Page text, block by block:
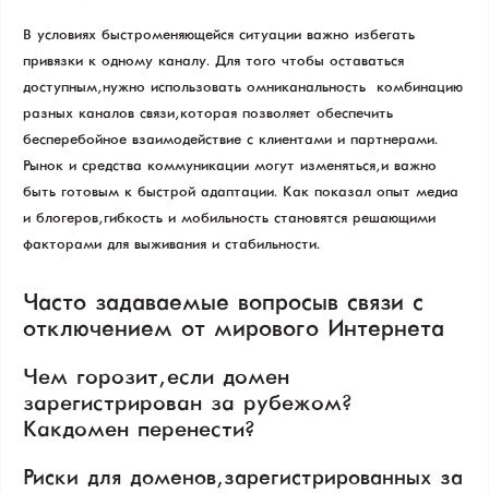
В условиях быстроменяющейся ситуации важно избегать
привязки к одному каналу. Для того чтобы оставаться
доступным, нужно использовать омниканальность — комбинацию
разных каналов связи, которая позволяет обеспечить
бесперебойное взаимодействие с клиентами и партнерами.
Рынок и средства коммуникации могут изменяться, и важно
быть готовым к быстрой адаптации. Как показал опыт медиа
и блогеров, гибкость и мобильность становятся решающими
факторами для выживания и стабильности.
Часто задаваемые вопросы в связи с
отключением от мирового Интернета
Чем горозит, если домен
зарегистрирован за рубежом?
Как домен перенести?
Риски для доменов, зарегистрированных за